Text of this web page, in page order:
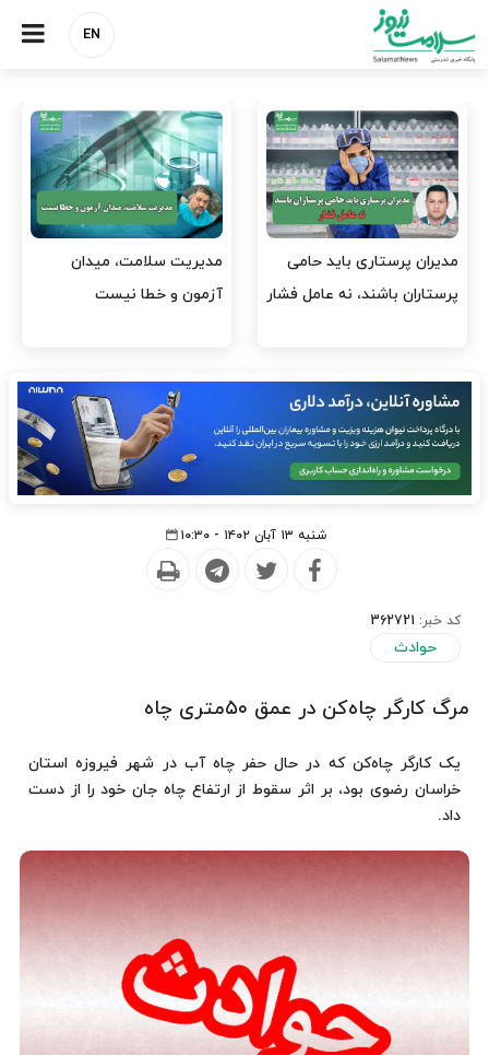
EN
مدیریت سلامت، میدان
آزمون و خطا نیست
وقت وزیر بهداشت باید صرف
افتتاح پروژه‌ها شود؟
شنبه ۱۳ آبان ۱۴۰۲ - ۱۰:۳۰
کد خبر: 362721
حوادث
مرگ کارگر چاه‌کن در عمق ۵۰متری چاه
یک کارگر چاه‌کن که در حال حفر چاه آب در شهر فیروزه استان
خراسان رضوی بود، بر اثر سقوط از ارتفاع چاه جان خود را از دست
داد.